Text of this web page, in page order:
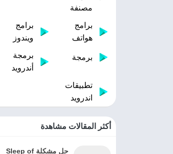
مصنفة
برامج
هواتف
برامج
ويندوز
برمجة
برمجة
أندرويد
تطبيقات
اندرويد
أكثر المقالات مشاهدة
حل مشكلة Sleep of